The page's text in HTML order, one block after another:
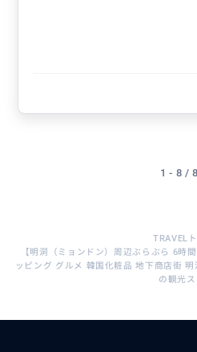
1 - 8 / 8
TRAVEL
【明洞（ミョンドン）周辺ぶらぶら 6時
ッピング グルメ 韓国化粧品 地下商店街
の観光